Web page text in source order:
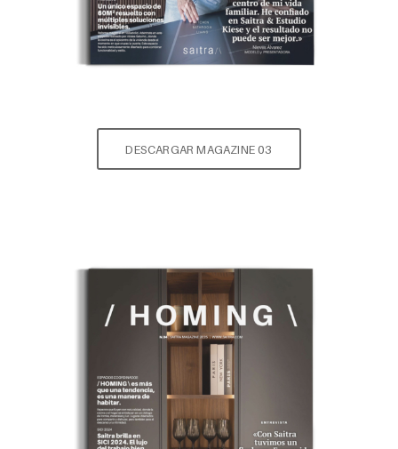
DESCARGAR MAGAZINE 03